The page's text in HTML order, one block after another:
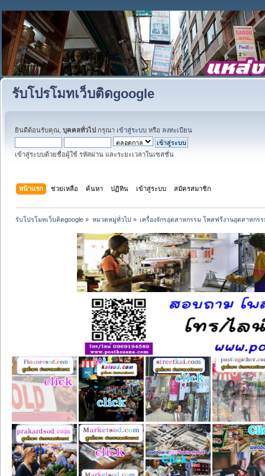
รับโปรโมทเว็บติดgoogle
ยินดีต้อนรับคุณ, บุคคลทั่วไป กรุณา เข้าสู่ระบบ หรือ ลงทะเบียน
เข้าสู่ระบบด้วยชื่อผู้ใช้ รหัสผ่าน และระยะเวลาในเซสชั่น
หน้าแรก ช่วยเหลือ ค้นหา ปฏิทิน เข้าสู่ระบบ สมัครสมาชิก
รับโปรโมทเว็บติดgoogle » หมวดหมู่ทั่วไป» เครื่องจักรอุตสาหกรรม โพสฟรีงานอุตสาหกร